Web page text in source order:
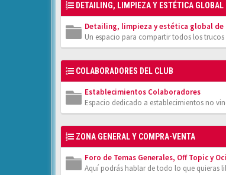
DETAILING, LIMPIEZA Y ESTÉTICA
Detailing, limpieza y estética global de
Un espacio para compartir todos los
COLABORADORES DEL CLUB
Establecimientos Colaboradores
Espacio dedicado a establecimientos no
ZONA GENERAL Y COMPRA-VENTA
Foro de Temas Generales, Off Topic y
Aquí podrás hablar de todo lo que quieras